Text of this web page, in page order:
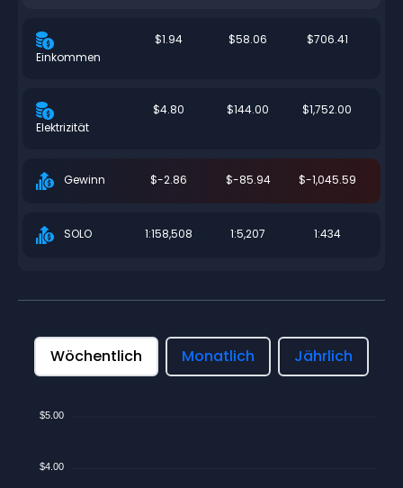
Einkommen
$1.94 $58.06 $706.41
Elektrizität
$4.80 $144.00 $1,752.00
Gewinn $-2.86 $-85.94 $-1,045.59
SOLO 1:158,508 1:5,207 1:434
Wöchentlich Monatlich Jährlich
$5.00
$4.00